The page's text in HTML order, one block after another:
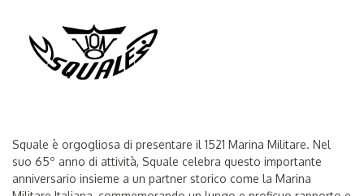
Squale è orgogliosa di presentare il 1521 Marina Militare. Nel
suo 65º anno di attività, Squale celebra questo importante
anniversario insieme a un partner storico come la Marina